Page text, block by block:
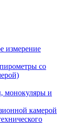
измерение
со
монокуляры и
камерой